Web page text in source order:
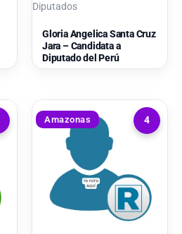
Diputados
Gloria Angelica Santa Cruz
Jara – Candidata a
Diputado del Perú
4
Amazonas